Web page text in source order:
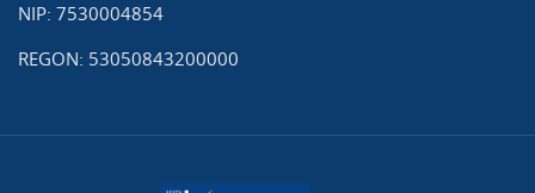
NIP: 7530004854
REGON: 53050843200000